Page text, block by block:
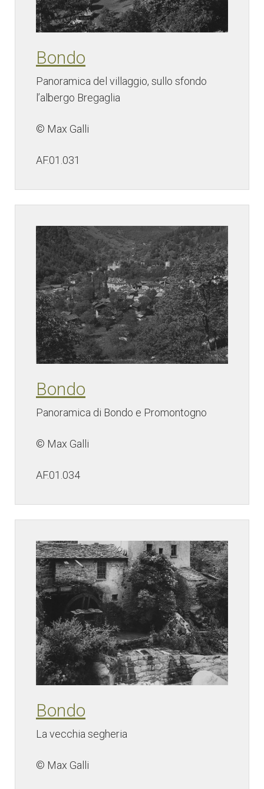
Bondo
Panoramica del villaggio, sullo sfondo
l’albergo Bregaglia
© Max Galli
AF.01.031
Bondo
Panoramica di Bondo e Promontogno
© Max Galli
AF.01.034
Bondo
La vecchia segheria
© Max Galli